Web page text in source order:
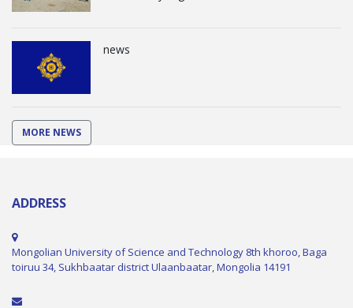
news
MORE NEWS
ADDRESS
Mongolian University of Science and Technology 8th khoroo, Baga
toiruu 34, Sukhbaatar district Ulaanbaatar, Mongolia 14191